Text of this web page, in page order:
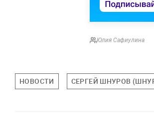
Юлия Сафиулина
НОВОСТИ СЕРГЕЙ ШНУРОВ